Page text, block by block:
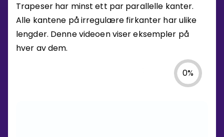
Trapeser har minst ett par parallelle kanter.
Alle kantene på irregulære firkanter har ulike
lengder. Denne videoen viser eksempler på
hver av dem.
0%